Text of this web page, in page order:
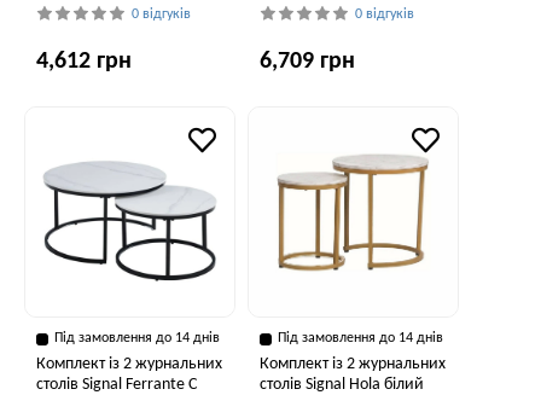
0 відгуків
4,612 грн
0 відгуків
6,709 грн
Під замовлення до 14 днів
Комплект із 2 журнальних
столів Signal Ferrante C
Під замовлення до 14 днів
Комплект із 2 журнальних
столів Signal Hola білий